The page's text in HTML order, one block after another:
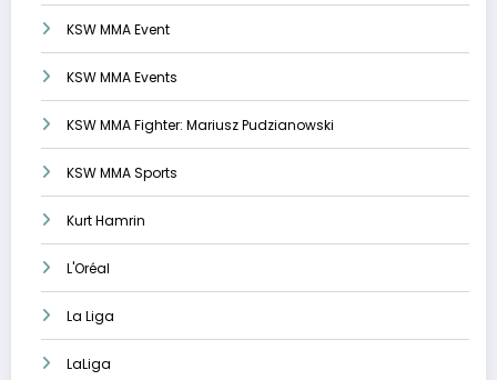
KSW MMA Event
KSW MMA Events
KSW MMA Fighter: Mariusz Pudzianowski
KSW MMA Sports
Kurt Hamrin
L'Oréal
La Liga
LaLiga